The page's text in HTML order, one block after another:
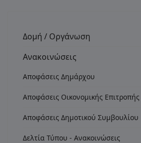
Δομή / Οργάνωση
Ανακοινώσεις
Αποφάσεις Δημάρχου
Αποφάσεις Οικονομικής Επιτροπής
Αποφάσεις Δημοτικού Συμβουλίου
Δελτία Τύπου - Ανακοινώσεις